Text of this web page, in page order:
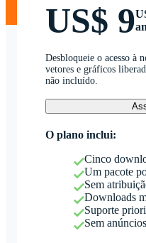
US$ 9
Desbloqueie o acesso à
vetores e gráficos
não incluído.
O plano inclui:
Cinco
Um pacote
Sem
Downloads
Suporte
Sem anúncios